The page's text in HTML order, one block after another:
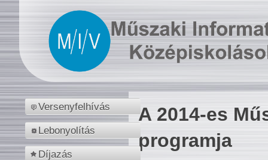
Versenyfelhívás
Lebonyolítás
Díjazás
A 2014-es
programja